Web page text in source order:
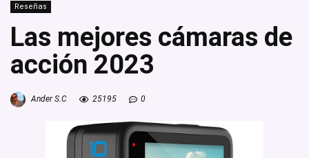
Reseñas
Las mejores cámaras de
acción 2023
Ander S.C 25195 0